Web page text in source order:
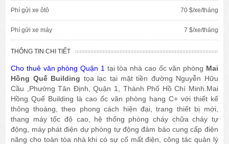
Phí gửi xe ôtô 70 $/xe/tháng
Phí gửi xe máy 7 $/xe/tháng
THÔNG TIN CHI TIẾT
Cho thuê văn phòng Quận 1 tại tòa nhà cao ốc văn phòng Mai
Hồng Quế Building tọa lạc tại mặt tiền đường Nguyễn Hữu
Cầu ,Phường Tân Định, Quận 1, Thành Phố Hồ Chí Minh.Mai
Hồng Quế Building là cao ốc văn phòng hạng C+ với thiết kế
thông thoáng, theo phong cách hiện đại, trang thiết bị mới,
thang máy tốc độ cao, hệ thống phòng cháy chữa cháy tự
động, máy phát điện dự phòng tự động đảm bảo cung cấp điện
năng cho toàn tòa nhà khi có sự cố mất điện, công tác quản lý